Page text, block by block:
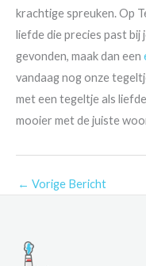
krachtige spreuken. Op
liefde die precies past
gevonden, maak dan een
vandaag nog onze
met een tegeltje als
mooier met de juiste
← Vorige Bericht